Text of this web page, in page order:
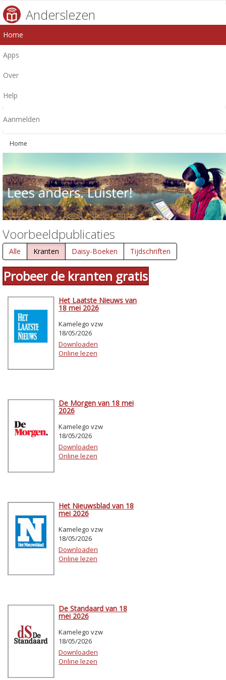
Anderslezen
Home
Apps
Over
Help
Aanmelden
Home
Voorbeeldpublicaties
Alle Kranten Daisy-Boeken Tijdschriften
Probeer de kranten gratis
Het Laatste Nieuws van
18 mei 2026
Kamelego vzw
18/05/2026
Downloaden
Online lezen
De Morgen van 18 mei
2026
Kamelego vzw
18/05/2026
Downloaden
Online lezen
Het Nieuwsblad van 18
mei 2026
Kamelego vzw
18/05/2026
Downloaden
Online lezen
De Standaard van 18
mei 2026
Kamelego vzw
18/05/2026
Downloaden
Online lezen